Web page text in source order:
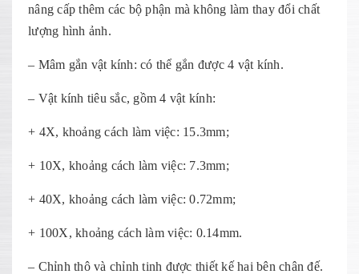
nâng cấp thêm các bộ phận mà không làm thay đổi chất
lượng hình ảnh.
– Mâm gắn vật kính: có thể gắn được 4 vật kính.
– Vật kính tiêu sắc, gồm 4 vật kính:
+ 4X, khoảng cách làm việc: 15.3mm;
+ 10X, khoảng cách làm việc: 7.3mm;
+ 40X, khoảng cách làm việc: 0.72mm;
+ 100X, khoảng cách làm việc: 0.14mm.
– Chỉnh thô và chỉnh tinh được thiết kế hai bên chân đế.